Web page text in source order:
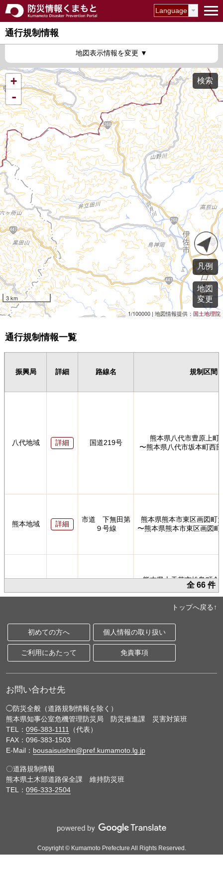
通行規制情報
現在の道路通行規制情報
今後の道路通行規制情報
道路カメラ
道路カメラ情報
地図表示情報を変更
+
-
3 km
1/100000 | 地図情報提供： 国土地理院
検索
凡例
地図
変更
通行規制情報一覧
振興局 詳細 路線名 規制区間
八代地域 詳細 国道219号
熊本県八代市豊原上町
〜熊本県八代市坂本町西
熊本地域 詳細
市道 下無田第
９号線
熊本県熊本市東区画図町
〜熊本県熊本市東区画図
熊本県上天草市松島町合
〜熊本県上天草市松島町
天草地域 詳細 国道324号
熊本県上天草市松島町今泉
〜熊本県上天草市松島町
熊本地域 詳細
第1号線
熊本地域
詳細
21号線
〜熊本県熊本市東区沼山
全 66 件
トップへ戻る↑
初めての方へ 個人情報の取り扱い
ご利用にあたって 免責事項
お問い合わせ先
◯防災全般（道路規制情報を除く）
熊本県知事公室危機管理防災局 防災推進課 災害対策班
TEL： 096-383-1111 （代表）
FAX：096-383-1503
E-Mail： bousaisuishin@pref.kumamoto.lg.jp
〇道路規制情報
熊本県土木部道路保全課 維持防災班
TEL： 096-333-2504
Copyright © Kumamoto Prefecture All Rights Reserved.
Language